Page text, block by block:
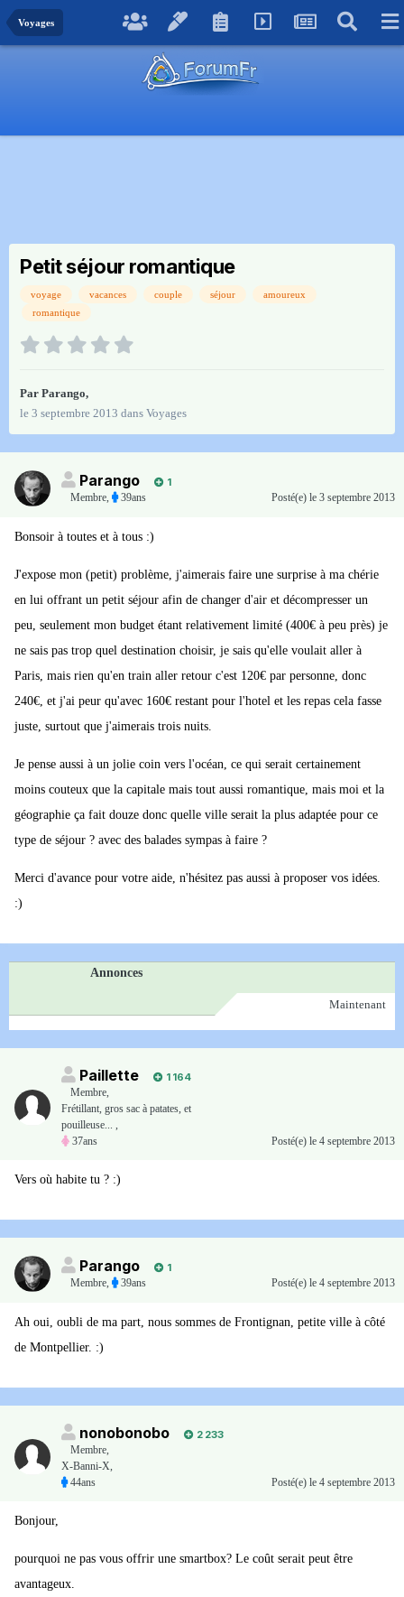
Voyages
Petit séjour romantique
voyage vacances couple séjour
amoureux
romantique
Par Parango,
le 3 septembre 2013 dans Voyages
Parango
1
Membre, 39ans Posté(e) le 3 septembre 2013
Bonsoir à toutes et à tous :)
J'expose mon (petit) problème, j'aimerais faire une surprise à ma chérie
en lui offrant un petit séjour afin de changer d'air et décompresser un
peu, seulement mon budget étant relativement limité (400€ à peu près) je
ne sais pas trop quel destination choisir, je sais qu'elle voulait aller à
Paris, mais rien qu'en train aller retour c'est 120€ par personne, donc
240€, et j'ai peur qu'avec 160€ restant pour l'hotel et les repas cela fasse
juste, surtout que j'aimerais trois nuits.
Je pense aussi à un jolie coin vers l'océan, ce qui serait certainement
moins couteux que la capitale mais tout aussi romantique, mais moi et la
géographie ça fait douze donc quelle ville serait la plus adaptée pour ce
type de séjour ? avec des balades sympas à faire ?
Merci d'avance pour votre aide, n'hésitez pas aussi à proposer vos idées.
:)
Annonces
Maintenant
Paillette
1 164
Membre,
Frétillant, gros sac à patates, et
pouilleuse... ,
37ans
Posté(e) le 4 septembre 2013
Vers où habite tu ? :)
Parango
1
Membre, 39ans Posté(e) le 4 septembre 2013
Ah oui, oubli de ma part, nous sommes de Frontignan, petite ville à côté
de Montpellier. :)
nonobonobo
2 233
Membre,
X-Banni-X,
44ans
Posté(e) le 4 septembre 2013
Bonjour,
pourquoi ne pas vous offrir une smartbox? Le coût serait peut être
avantageux.